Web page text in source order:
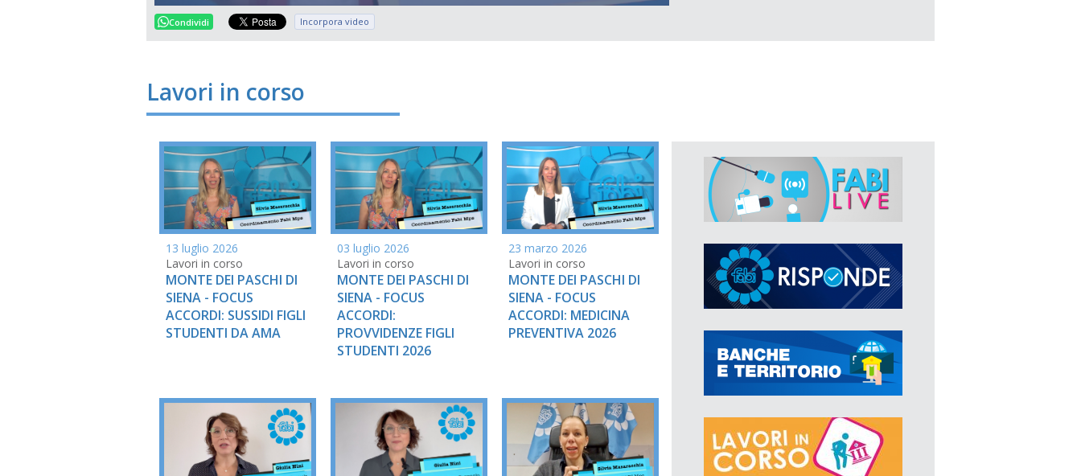
Condividi Incorpora video
Lavori in corso
13 luglio 2026
Lavori in corso
MONTE DEI PASCHI DI
SIENA - FOCUS
ACCORDI: SUSSIDI FIGLI
STUDENTI DA AMA
03 luglio 2026
Lavori in corso
MONTE DEI PASCHI DI
SIENA - FOCUS
ACCORDI:
PROVVIDENZE FIGLI
STUDENTI 2026
23 marzo 2026
Lavori in corso
MONTE DEI PASCHI DI
SIENA - FOCUS
ACCORDI: MEDICINA
PREVENTIVA 2026